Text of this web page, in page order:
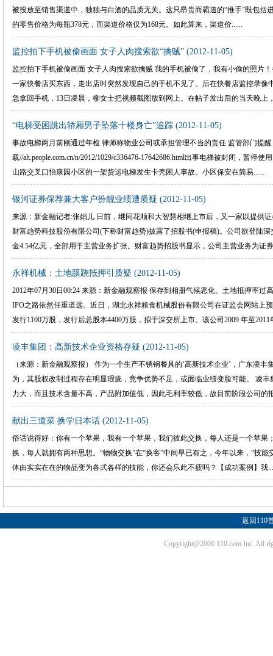
被投放至销售渠道中，独独与白酒的品质无关。这只昂贵而霸道的“推手”既包括
的零售价格为每瓶378元，而渠道价格仅为168元。如此算来，渠道价......
监控拍下手机被偷画面 女子人肉搜索欲“擒贼” (2012-11-05)
监控拍下手机被偷画面 女子人肉搜索欲擒贼 我的手机被偷了，我有小偷的照片
一家快餐店买东西，走出店时突然发现自己的手机不见了。后在快餐店监控录
急拿回手机，13日凌晨，柳女士把视频截图放到网上。在帖子发出后的当天晚上
“电梯受困跳出轿厢男子坠落十楼身亡”追踪 (2012-11-05)
事故电梯两月前刚通过年检 律师称物业公司或承担管理不当的责任 监管部门提
载//ah.people.com.cn/n/2012/1029/c336476-17642686.html出事电梯被封闭，暂停
山路交叉口怡康园小区的一架货运电梯发生卡壳困人事故。小区保安在简易......
银河证券保荐兼大客户扮靓业绩遭质疑 (2012-11-05)
来源：新金融记者:张娟儿 日前，继同花顺和大智慧相继上市后，又一家以提供
财富趋势科技股份有限公司(下称财富趋势)披露了招股书(申报稿)。公司欲登陆
金4.54亿元，全部用于主营业务扩张。财富趋势招股书显示，公司主营业务为证
永祥机械：土地蹊跷抵押引质疑 (2012-11-05)
2012年07月30日00:24 来源：新金融观察报 保存到相册气候恶化、土地抵押率
IPO之路依然任重道远。近日，湖北永祥粮食机械股份有限公司在证监会网站上
发行1100万股，发行后总股本4400万股，拟于深交所上市。该公司2009 年至2011
凌丰集团：高新技术企业资格存疑 (2012-11-05)
（来源：新金融观察报） 作为一个生产不锈钢餐具的‘高新技术企业’，广东凌
为，其股权改制过程存在明显瑕疵，竞争优势不足，或面临业绩变脸可能。 凌
力大，而且技术含量不高，产品附加值低，因此毛利率较低，故目前阶段公司的
献出三道菜 换学日本话 (2012-11-05)
俗话说得好：你有一个苹果，我有一个苹果，我们彼此交换，每人还是一个苹果
换，每人就拥有两种思想。“物物交换”在“换客”中间早已有之，今年以来，“技
体由实实在在的物品变为各式各样的技能，你还会乐此不疲吗？【成功案例】我
返回110
Copyright@2006 110.com Inc. All